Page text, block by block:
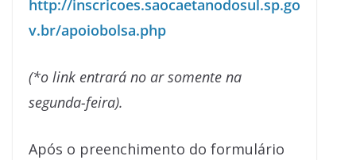
http://inscricoes.saocaetanodosul.sp.go
v.br/apoiobolsa.php
(*o link entrará no ar somente na
segunda-feira).
Após o preenchimento do formulário